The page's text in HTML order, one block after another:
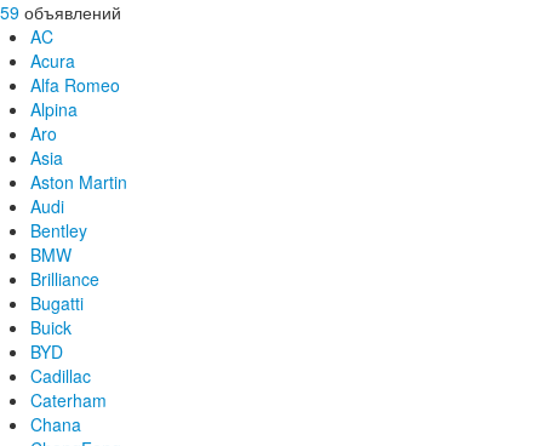
59 объявлений
AC
Acura
Alfa Romeo
Alpina
Aro
Asia
Aston Martin
Audi
Bentley
BMW
Brilliance
Bugatti
Buick
BYD
Cadillac
Caterham
Chana